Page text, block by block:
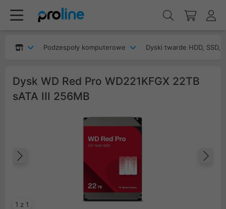
Podzespoły komputerowe Dyski twarde HDD, SSD,
Dysk WD Red Pro WD221KFGX 22TB
sATA III 256MB
1 z 1
Poprzedni